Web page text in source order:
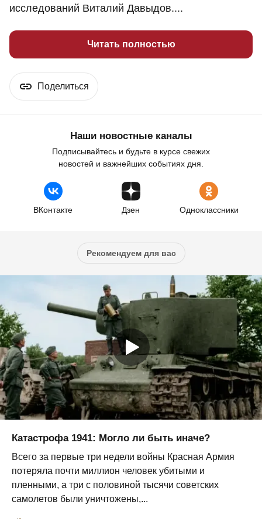
исследований Виталий Давыдов....
Читать полностью
Поделиться
Наши новостные каналы
Подписывайтесь и будьте в курсе свежих
новостей и важнейших событиях дня.
ВКонтакте Дзен Одноклассники
Рекомендуем для вас
Катастрофа 1941: Могло ли быть иначе?
Всего за первые три недели войны Красная Армия
потеряла почти миллион человек убитыми и
пленными, а три с половиной тысячи советских
самолетов были уничтожены,...